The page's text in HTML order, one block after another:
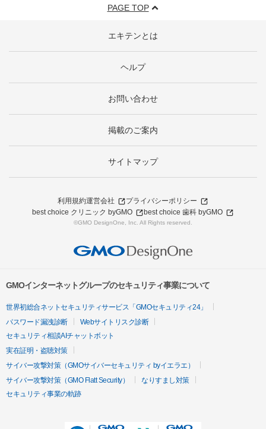
PAGE TOP
エキテンとは
ヘルプ
お問い合わせ
掲載のご案内
サイトマップ
利用規約運営会社
プライバシーポリシー
best choice クリニック byGMO
best choice 歯科 byGMO
©GMO DesignOne, Inc. All Rights reserved.
GMOインターネットグループのセキュリティ事業について
世界初総合ネットセキュリティサービス「GMOセキュリティ24」
パスワード漏洩診断
Webサイトリスク診断
セキュリティ相談AIチャットボット
実在証明・盗聴対策
サイバー攻撃対策（GMOサイバーセキュリティ byイエラエ）
サイバー攻撃対策（GMO Flatt Security）
なりすまし対策
セキュリティ事業の軌跡